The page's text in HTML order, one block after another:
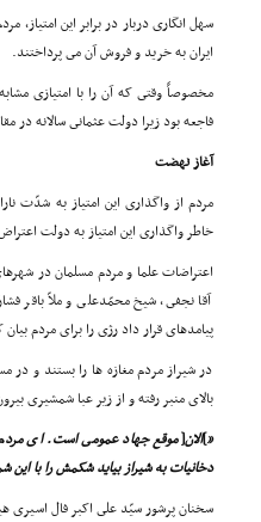
سهل انگارى دربار در برابر این
ایران به خرید و فروش آن مى پرداختند.
مخصوصاً وقتى که آن را با امتیازى
فاجعه بود زیرا دولت عثمانى سالانه در مقابل آن امتیاز، 630 هزار لیره دریافت
آغاز نهضت
مردم از واگذارى این امتیاز به شدّت
خاطر واگذارى این امتیاز به دولت
اعتراضات علما و مردم مسلمان در
آقا نجفى، شیخ محمّدعلى و ملاّ باقر
پیامدهاى قرار داد رژى را براى مردم
در شیراز مردم مغازه ها را بستند و
بالاى منبر رفته و از زیر عبا شمشیرى
«
]الان[موقع جهاد عمومى است. اى مردم
دخانیات به شیراز بیاید شکمش را با این
سخنان پرشور سیّد على اکبر فال اسیرى